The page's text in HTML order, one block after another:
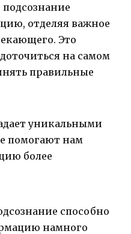
отделяя важное
Это
на самом
правильные
уникальными
помогают нам
более
способно
намного